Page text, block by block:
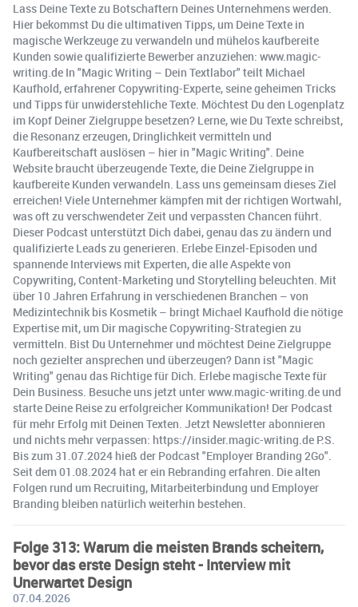
Lass Deine Texte zu Botschaftern Deines Unternehmens werden.
Hier bekommst Du die ultimativen Tipps, um Deine Texte in
magische Werkzeuge zu verwandeln und mühelos kaufbereite
Kunden sowie qualifizierte Bewerber anzuziehen: www.magic-
writing.de In "Magic Writing – Dein Textlabor" teilt Michael
Kaufhold, erfahrener Copywriting-Experte, seine geheimen Tricks
und Tipps für unwiderstehliche Texte. Möchtest Du den Logenplatz
im Kopf Deiner Zielgruppe besetzen? Lerne, wie Du Texte schreibst,
die Resonanz erzeugen, Dringlichkeit vermitteln und
Kaufbereitschaft auslösen – hier in "Magic Writing". Deine
Website braucht überzeugende Texte, die Deine Zielgruppe in
kaufbereite Kunden verwandeln. Lass uns gemeinsam dieses Ziel
erreichen! Viele Unternehmer kämpfen mit der richtigen Wortwahl,
was oft zu verschwendeter Zeit und verpassten Chancen führt.
Dieser Podcast unterstützt Dich dabei, genau das zu ändern und
qualifizierte Leads zu generieren. Erlebe Einzel-Episoden und
spannende Interviews mit Experten, die alle Aspekte von
Copywriting, Content-Marketing und Storytelling beleuchten. Mit
über 10 Jahren Erfahrung in verschiedenen Branchen – von
Medizintechnik bis Kosmetik – bringt Michael Kaufhold die nötige
Expertise mit, um Dir magische Copywriting-Strategien zu
vermitteln. Bist Du Unternehmer und möchtest Deine Zielgruppe
noch gezielter ansprechen und überzeugen? Dann ist "Magic
Writing" genau das Richtige für Dich. Erlebe magische Texte für
Dein Business. Besuche uns jetzt unter www.magic-writing.de und
starte Deine Reise zu erfolgreicher Kommunikation! Der Podcast
für mehr Erfolg mit Deinen Texten. Jetzt Newsletter abonnieren
und nichts mehr verpassen: https://insider.magic-writing.de P.S.
Bis zum 31.07.2024 hieß der Podcast "Employer Branding 2Go".
Seit dem 01.08.2024 hat er ein Rebranding erfahren. Die alten
Folgen rund um Recruiting, Mitarbeiterbindung und Employer
Branding bleiben natürlich weiterhin bestehen.
Folge 313: Warum die meisten Brands scheitern,
bevor das erste Design steht - Interview mit
Unerwartet Design
07.04.2026